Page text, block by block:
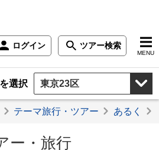
ログイン ツアー検索
MENU
選択
テーマ旅行・ツアー あるく
ー・旅行